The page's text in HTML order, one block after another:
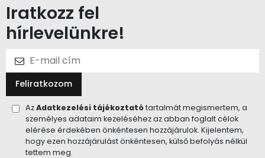
Iratkozz fel
hírlevelünkre!
Feliratkozom
AzAdatkezelési tájékoztatótartalmát megismertem, a
személyes adataim kezeléséhez az abban foglalt célok
elérése érdekében önkéntesen hozzájárulok. Kijelentem,
hogy ezen hozzájárulást önkéntesen, külső befolyás nélkül
tettem meg.